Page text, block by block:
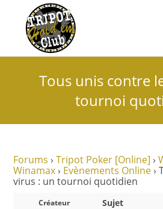
Tous unis contre
tournoi
Forums › Tripot Poker [Online] ›
Winamax › Evènements Online ›
virus : un tournoi quotidien
Créateur Sujet